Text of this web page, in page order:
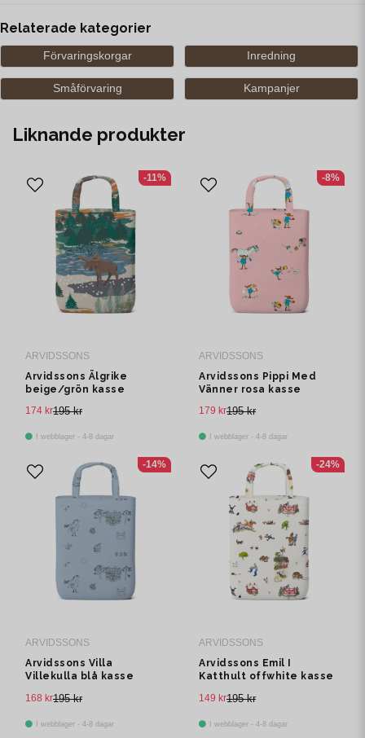
Relaterade kategorier
Förvaringskorgar Inredning
Småförvaring Kampanjer
Liknande produkter
ARVIDSSONS
Arvidssons Älgrike
beige/grön kasse
195 kr
174 kr
I webblager - 4-8 dagar
-11%
ARVIDSSONS
Arvidssons Pippi Med
Vänner rosa kasse
195 kr
179 kr
I webblager - 4-8 dagar
-8%
ARVIDSSONS
Arvidssons Villa
Villekulla blå kasse
195 kr
168 kr
I webblager - 4-8 dagar
-14%
ARVIDSSONS
Arvidssons Emil I
Katthult offwhite kasse
195 kr
149 kr
I webblager - 4-8 dagar
-24%